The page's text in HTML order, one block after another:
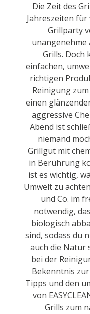
Die Zeit des
Jahreszeiten für
Grillparty
unangenehme
Grills. Doch
einfachen,
richtigen
Reinigung
einen
aggressive
Abend ist
niemand
Grillgut mit
in Berührung
ist es wichtig,
Umwelt zu
und Co. im
notwendig,
biologisch
sind, sodass du
auch die Natur
bei der
Bekenntnis
Tipps und den
von
Grills zum